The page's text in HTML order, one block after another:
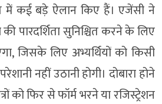
में कई बड़े ऐलान किए हैं। एजेंसी ने
की पारदर्शिता सुनिश्चित करने के लिए
जिसके लिए अभ्यर्थियों को किसी
नहीं उठानी होगी। दोबारा होने
को फिर से फॉर्म भरने या रजिस्ट्रेशन